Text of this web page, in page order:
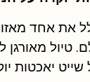
את אחד
טיול מאורגן
שייט יאכטות